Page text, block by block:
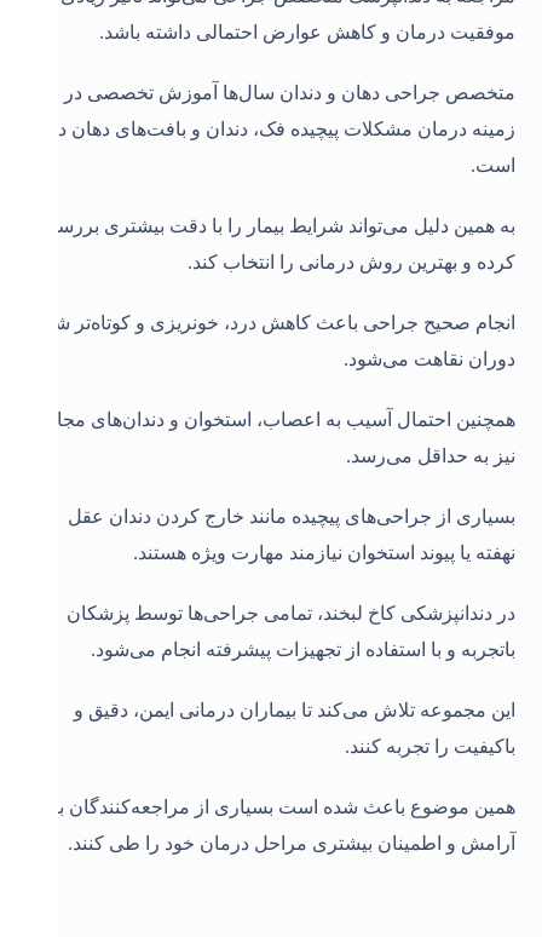
موفقیت درمان و کاهش عوارض احتمالی داشته باشد.
متخصص جراحی دهان و دندان سال‌ها آموزش تخصصی در
زمینه درمان مشکلات پیچیده فک، دندان و بافت‌های دهان دیده
است.
به همین دلیل می‌تواند شرایط بیمار را با دقت بیشتری بررسی
کرده و بهترین روش درمانی را انتخاب کند.
انجام صحیح جراحی باعث کاهش درد، خونریزی و کوتاه‌تر شدن
دوران نقاهت می‌شود.
همچنین احتمال آسیب به اعصاب، استخوان و دندان‌های مجاور
نیز به حداقل می‌رسد.
بسیاری از جراحی‌های پیچیده مانند خارج کردن دندان عقل
نهفته یا پیوند استخوان نیازمند مهارت ویژه هستند.
در دندانپزشکی کاخ لبخند، تمامی جراحی‌ها توسط پزشکان
باتجربه و با استفاده از تجهیزات پیشرفته انجام می‌شود.
این مجموعه تلاش می‌کند تا بیماران درمانی ایمن، دقیق و
باکیفیت را تجربه کنند.
همین موضوع باعث شده است بسیاری از مراجعه‌کنندگان با
آرامش و اطمینان بیشتری مراحل درمان خود را طی کنند.